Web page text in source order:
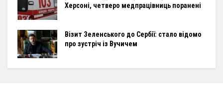
Херсоні, четверо медпрацівниць поранені
Візит Зеленського до Сербії: стало відомо
про зустріч із Вучичем